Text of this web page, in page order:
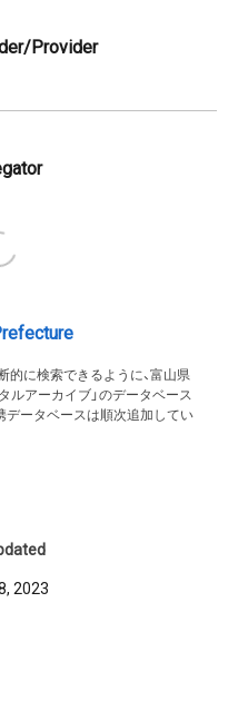
Provider
的に検索できるように、富山県
ルアーカイブ」のデータベース
データベースは順次追加してい
2023